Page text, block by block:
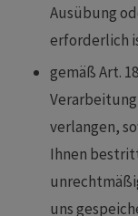
Ausübung
erforderlich
gemäß Art.
verlangen,
Ihnen
uns